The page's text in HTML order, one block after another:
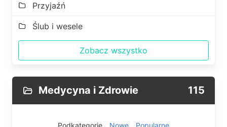
Przyjaźń
Ślub i wesele
Zobacz wszystko
Medycyna i Zdrowie 115
Podkategorie Nowe Popularne